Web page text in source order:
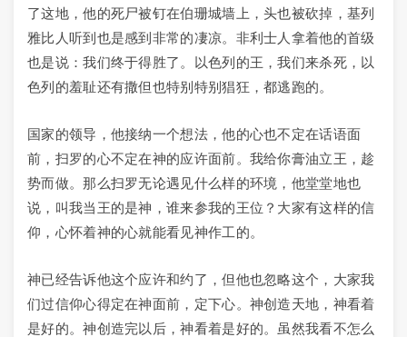
了这地，他的死尸被钉在伯珊城墙上，头也被砍掉，基列
雅比人听到也是感到非常的凄凉。非利士人拿着他的首级
也是说：我们终于得胜了。以色列的王，我们来杀死，以
色列的羞耻还有撒但也特别特别猖狂，都逃跑的。
国家的领导，他接纳一个想法，他的心也不定在话语面
前，扫罗的心不定在神的应许面前。我给你膏油立王，趁
势而做。那么扫罗无论遇见什么样的环境，他堂堂地也
说，叫我当王的是神，谁来参我的王位？大家有这样的信
仰，心怀着神的心就能看见神作工的。
神已经告诉他这个应许和约了，但他也忽略这个，大家我
们过信仰心得定在神面前，定下心。神创造天地，神看着
是好的。神创造完以后，神看着是好的。虽然我看不怎么